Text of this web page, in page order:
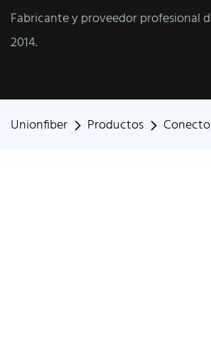
Fabricante y proveedor profesional
2014.
Unionfiber Productos